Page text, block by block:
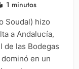
1 minutos
Soudal) hizo
a Andalucía,
de las Bodegas
en un